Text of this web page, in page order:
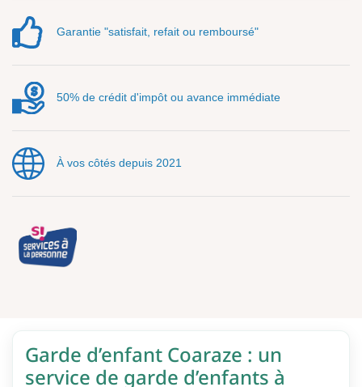
Garantie "satisfait, refait ou remboursé"
50% de crédit d'impôt ou avance immédiate
À vos côtés depuis 2021
Garde d’enfant Coaraze : un
service de garde d’enfants à